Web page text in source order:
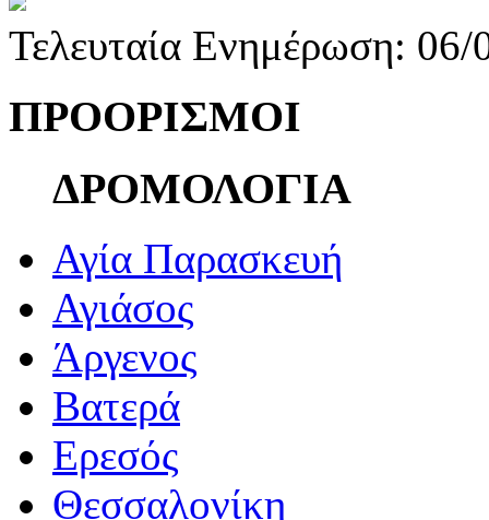
Τελευταία Ενημέρωση:
ΠΡΟΟΡΙΣΜΟΙ
ΔΡΟΜΟΛΟΓΙΑ
Αγία Παρασκευή
Αγιάσος
Άργενος
Βατερά
Ερεσός
Θεσσαλονίκη